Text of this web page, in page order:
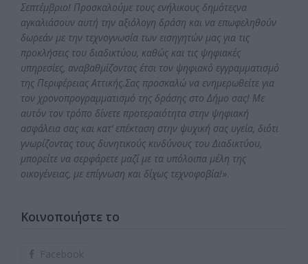
Σεπτέμβριο! Προσκαλούμε τους ενήλικους δημότεςνα
αγκαλιάσουν αυτή την αξιόλογη δράση και να επωφεληθούν
δωρεάν με την τεχνογνωσία των εισηγητών μας για τις
προκλήσεις του διαδικτύου, καθώς και τις ψηφιακές
υπηρεσίες, αναβαθμίζοντας έτσι τον ψηφιακό εγγραμματισμό
της Περιφέρειας Αττικής.Σας προσκαλώ να ενημερωθείτε για
τον χρονοπρογραμματισμό της δράσης στο Δήμο σας! Με
αυτόν τον τρόπο δίνετε προτεραιότητα στην ψηφιακή
ασφάλεια σας και κατ’ επέκταση στην ψυχική σας υγεία, διότι
γνωρίζοντας τους δυνητικούς κινδύνους του Διαδικτύου,
μπορείτε να σερφάρετε μαζί με τα υπόλοιπα μέλη της
οικογένειας, με επίγνωση και δίχως τεχνοφοβία!».
Κοινοποιήστε το
Facebook